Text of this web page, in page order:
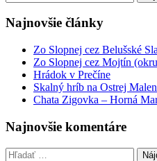
Najnovšie články
Zo Slopnej cez Belušské
Zo Slopnej cez Mojtín
Hrádok v Prečíne
Skalný hríb na Ostrej
Chata Zigovka – Horná
Najnovšie komentáre
Hľadať: